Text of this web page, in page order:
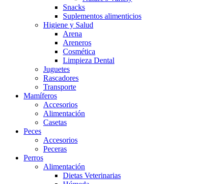
Snacks
Suplementos alimenticios
Higiene y Salud
Arena
Areneros
Cosmética
Limpieza Dental
Juguetes
Rascadores
Transporte
Mamíferos
Accesorios
Alimentación
Casetas
Peces
Accesorios
Peceras
Perros
Alimentación
Dietas Veterinarias